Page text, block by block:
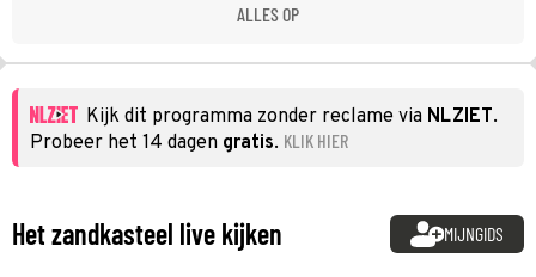
ALLES OP
Kijk dit programma zonder reclame via NLZIET.
Probeer het 14 dagen gratis. KLIK HIER
Het zandkasteel live kijken MIJNGIDS